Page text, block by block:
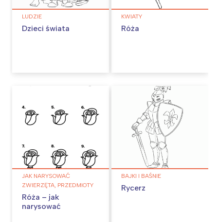
LUDZIE
Dzieci świata
KWIATY
Róża
JAK NARYSOWAĆ
ZWIERZĘTA, PRZEDMIOTY
Róża – jak
narysować
BAJKI I BAŚNIE
Rycerz